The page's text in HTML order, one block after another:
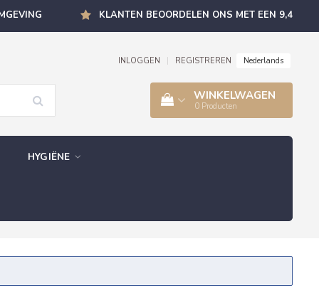
KLANTEN BEOORDELEN ONS MET EEN 9,4
INLOGGEN REGISTREREN Nederlands
WINKELWAGEN
0 Producten
HYGIËNE